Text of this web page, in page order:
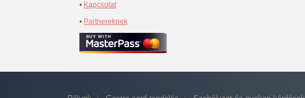
• Kapcsolat
• Partnereknek